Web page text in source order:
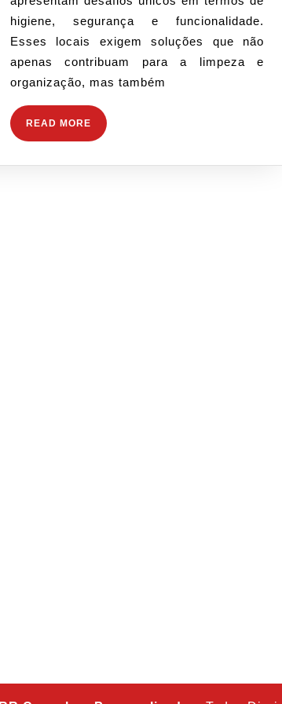
com
Restrições
Específicas,
como
Hospitais
higiene, segurança e funcionalidade.
Esses locais exigem soluções que não
apenas contribuam para a limpeza e
organização, mas também
READ MORE READ
MORE